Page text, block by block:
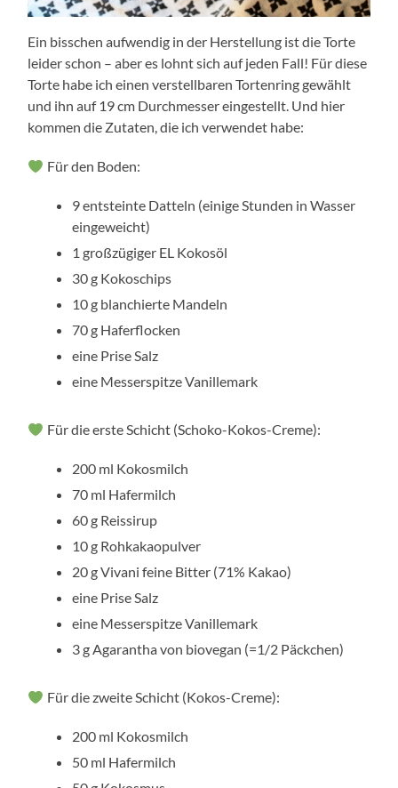
Ein bisschen aufwendig in der Herstellung ist die Torte
leider schon – aber es lohnt sich auf jeden Fall! Für diese
Torte habe ich einen verstellbaren Tortenring gewählt
und ihn auf 19 cm Durchmesser eingestellt. Und hier
kommen die Zutaten, die ich verwendet habe:
Für den Boden:
9 entsteinte Datteln (einige Stunden in Wasser
eingeweicht)
1 großzügiger EL Kokosöl
30 g Kokoschips
10 g blanchierte Mandeln
70 g Haferflocken
eine Prise Salz
eine Messerspitze Vanillemark
Für die erste Schicht (Schoko-Kokos-Creme):
200 ml Kokosmilch
70 ml Hafermilch
60 g Reissirup
10 g Rohkakaopulver
20 g Vivani feine Bitter (71% Kakao)
eine Prise Salz
eine Messerspitze Vanillemark
3 g Agarantha von biovegan (=1/2 Päckchen)
Für die zweite Schicht (Kokos-Creme):
200 ml Kokosmilch
50 ml Hafermilch